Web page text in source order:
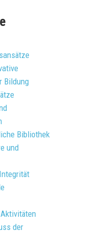
Bildung
Bibliothek
und
der